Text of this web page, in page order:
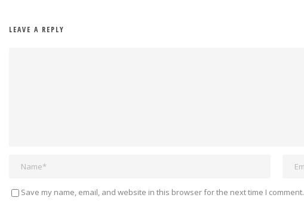
LEAVE A REPLY
Save my name, email, and website in this browser for the next time I comment.